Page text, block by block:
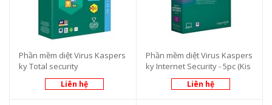
Phần mềm diệt Virus Kaspers
ky Total security
Liên hệ
Phần mềm diệt Virus Kaspers
ky Internet Security - 5pc (Kis
Liên hệ